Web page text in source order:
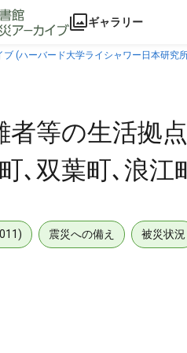
ギャラリー
ブ (ハーバード大学ライシャワー日本研究
者等の生活拠
､双葉町､浪
震災への備え 被災状況